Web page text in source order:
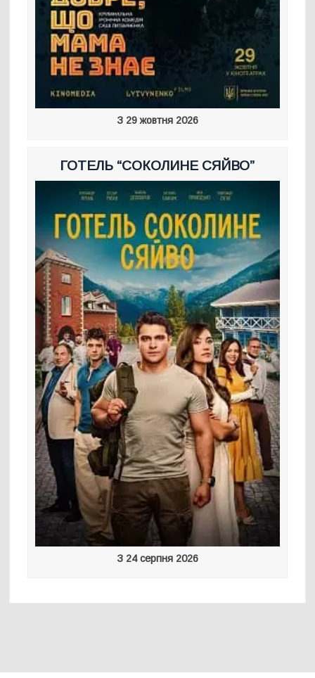
З 29 жовтня 2026
ГОТЕЛЬ “СОКОЛИНЕ СЯЙВО”
З 24 серпня 2026